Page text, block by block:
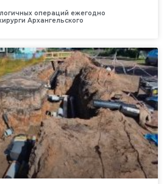
операций ежегодно
Архангельского